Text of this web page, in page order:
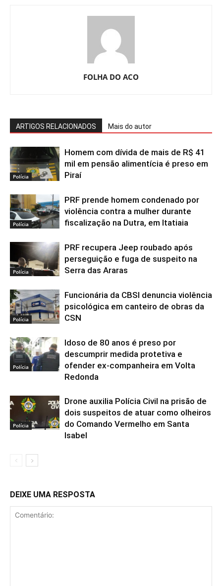
FOLHA DO ACO
ARTIGOS RELACIONADOS Mais do autor
Polícia
Homem com dívida de mais de R$ 41
mil em pensão alimentícia é preso em
Piraí
Polícia
PRF prende homem condenado por
violência contra a mulher durante
fiscalização na Dutra, em Itatiaia
Polícia
PRF recupera Jeep roubado após
perseguição e fuga de suspeito na
Serra das Araras
Polícia
Funcionária da CBSI denuncia violência
psicológica em canteiro de obras da
CSN
Polícia
Idoso de 80 anos é preso por
descumprir medida protetiva e
ofender ex-companheira em Volta
Redonda
Polícia
Drone auxilia Polícia Civil na prisão de
dois suspeitos de atuar como olheiros
do Comando Vermelho em Santa
Isabel
DEIXE UMA RESPOSTA